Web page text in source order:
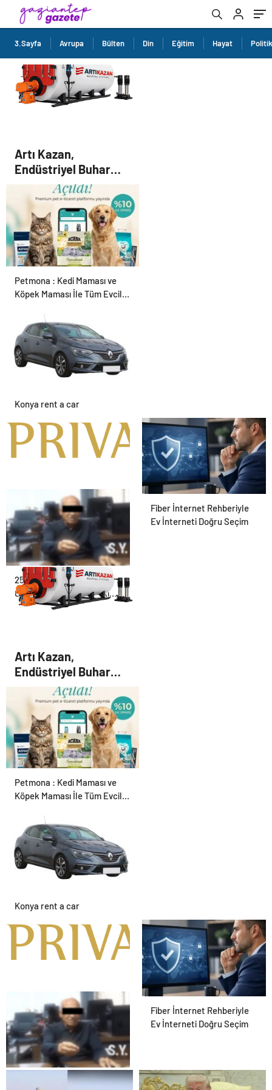
3.Sayfa Avrupa Bülten Din Eğitim Hayat
Artı Kazan,
Endüstriyel Buhar
Kazanı Çözümleriyle
Üretim Tesislerine
Verimli Sistemler
Sunuyor
Petmona : Kedi Maması ve
Köpek Maması İle Tüm Evcil
Konya rent a car
Alanya havalimanı transfer
Fiber İnternet Rehberiyle
Ev İnterneti Doğru Seçim
25 Yıllık Miras Davasında
Gözler Temmuz Ayındaki
Karar Duruşmasına Çevrildi
Artı Kazan,
Endüstriyel Buhar
Kazanı Çözümleriyle
Üretim Tesislerine
Verimli Sistemler
Sunuyor
Petmona : Kedi Maması ve
Köpek Maması İle Tüm Evcil
Konya rent a car
Alanya havalimanı transfer
Fiber İnternet Rehberiyle
Ev İnterneti Doğru Seçim
25 Yıllık Miras Davasında